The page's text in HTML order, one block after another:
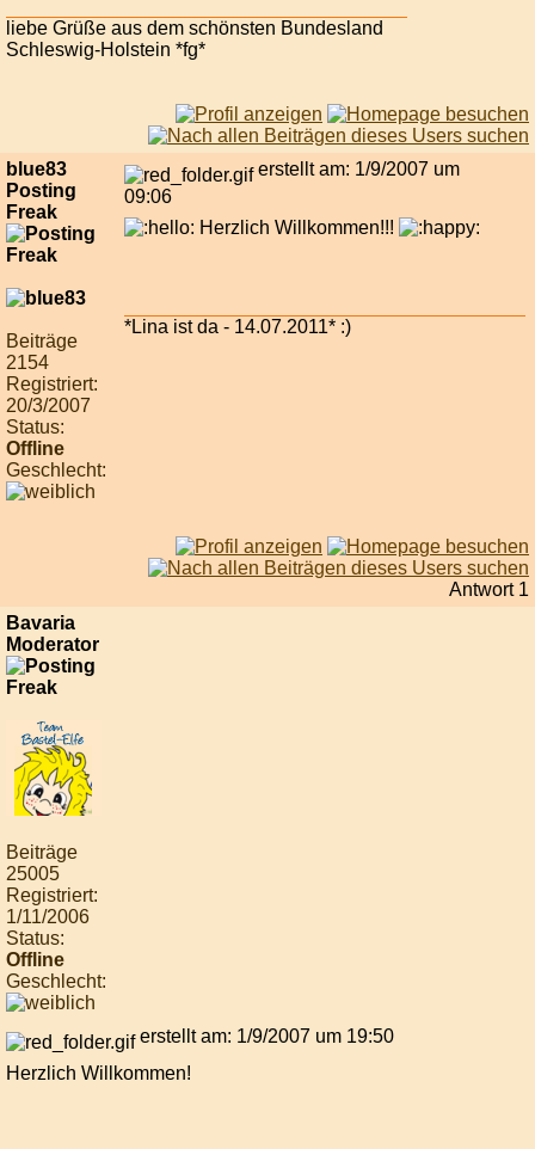
liebe Grüße aus dem schönsten Bundesland
Schleswig-Holstein *fg*
blue83
Posting
Freak
Beiträge
2154
Registriert:
20/3/2007
Status:
Offline
Geschlecht:
erstellt am: 1/9/2007 um
09:06
Herzlich Willkommen!!!
*Lina ist da - 14.07.2011* :)
Antwort 1
Bavaria
Moderator
Beiträge
25005
Registriert:
1/11/2006
Status:
Offline
Geschlecht:
erstellt am: 1/9/2007 um 19:50
Herzlich Willkommen!